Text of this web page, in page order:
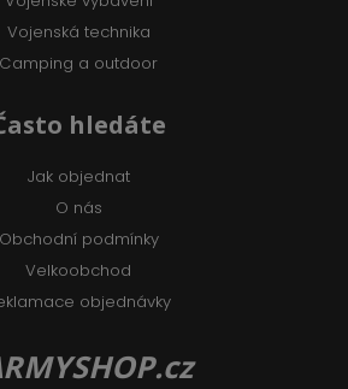
Vojenská technika
Camping a outdoor
hledáte
Jak objednat
O nás
Obchodní podmínky
Velkoobchod
objednávky